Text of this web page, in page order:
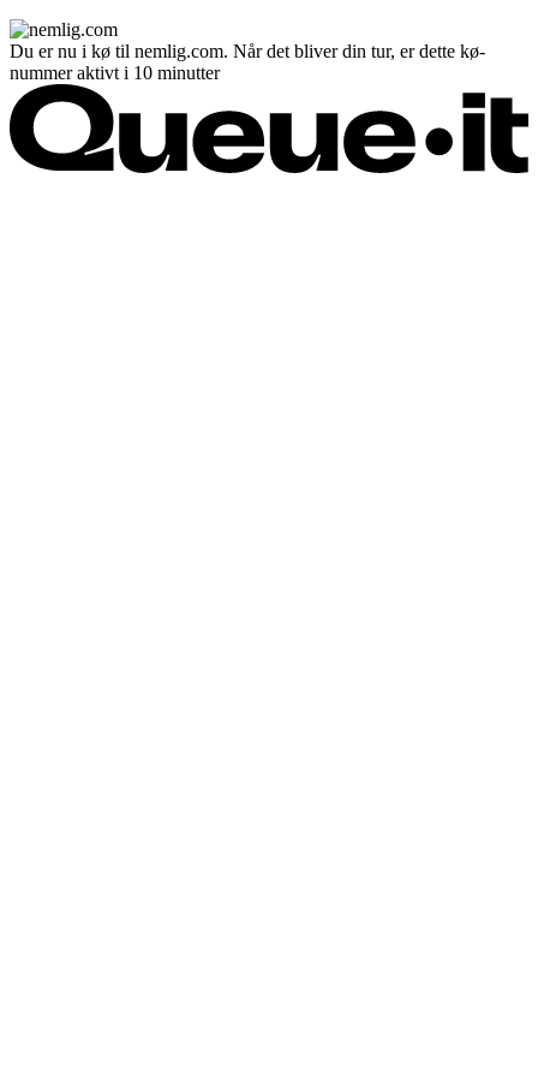
Du er nu i kø til nemlig.com. Når det bliver din tur, er dette kø-
nummer aktivt i 10 minutter